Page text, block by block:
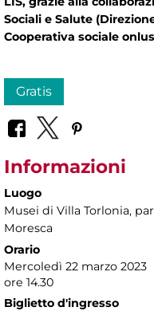
Sociali e Salute
Cooperativa sociale
Gratis
Informazioni
Luogo
Musei di Villa Torlonia,
Moresca
Orario
Mercoledì 22 marzo 2023
ore 14.30
Biglietto d'ingresso